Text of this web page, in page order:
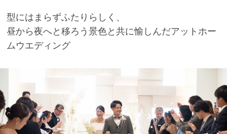
型にはまらずふたりらしく、
昼から夜へと移ろう景色と共に愉しんだアットホー
ムウエディング